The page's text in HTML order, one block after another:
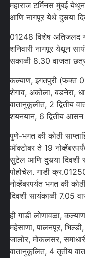
महाराज टर्मिनस मुंबई
आणि नागपूर येथे दुसर्‍या
01248 विशेष अतिजलद
शनिवारी नागपूर येथून
सकाळी 8.30 वाजता
कल्याण, इगतपुरी (फक्त
शेगाव, अकोला, बडनेरा,
वातानुकूलीत, 2 द्वितीय
शयनयान, 6 द्वितीय आसन
पुणे-भगत की कोठी
ऑक्टोबर ते 19
सुटेल आणि दुसर्‍या
पोहोचेल. गाडी
नोव्हेंबरपर्यंत भगत की
दिवशी सायंकाळी 7.05
ही गाडी लोणावळा,
महेसाणा, पालनपूर, भिल्डी,
जालोर, मोकलसर,
वातानुकूलित, 4 तृतीय